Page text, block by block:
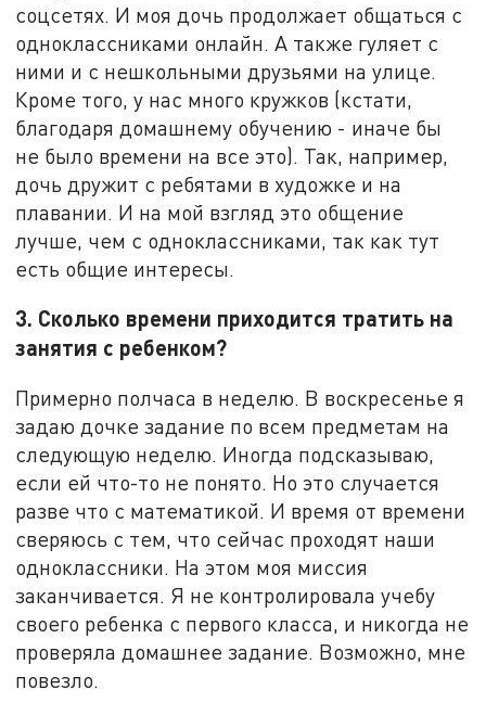
соцсетях. И моя дочь продолжает общаться с
одноклассниками онлайн. А также гуляет с
ними и с нешкольными друзьями на улице.
Кроме того, у нас много кружков (кстати,
благодаря домашнему обучению - иначе бы
не было времени на все это). Так, например,
дочь дружит с ребятами в художке и на
плавании. И на мой взгляд это общение
лучше, чем с одноклассниками, так как тут
есть общие интересы.
3. Сколько времени приходится тратить на
занятия с ребенком?
Примерно полчаса в неделю. В воскресенье я
задаю дочке задание по всем предметам на
следующую неделю. Иногда подсказываю,
если ей что-то не понято. Но это случается
разве что с математикой. И время от времени
сверяюсь с тем, что сейчас проходят наши
одноклассники. На этом моя миссия
заканчивается. Я не контролировала учебу
своего ребенка с первого класса, и никогда не
проверяла домашнее задание. Возможно, мне
повезло.